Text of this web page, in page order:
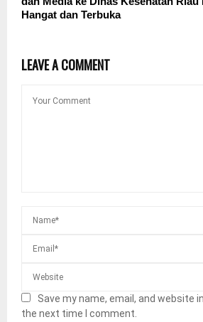
Hangat dan Terbuka ‎
LEAVE A COMMENT
Save my name, email, and website
the next time I comment.